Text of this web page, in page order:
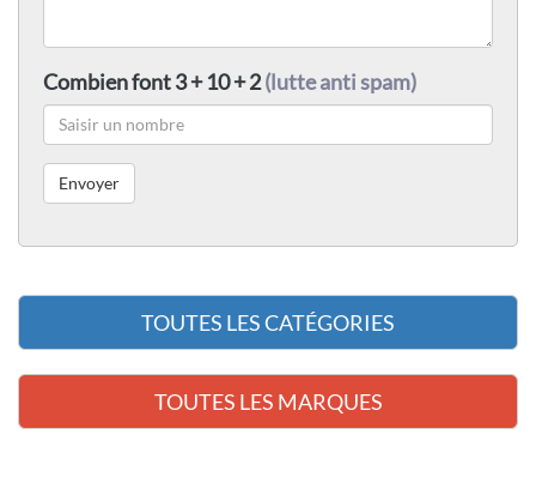
Combien font 3 + 10 + 2(lutte anti spam)
TOUTES LES CATÉGORIES
TOUTES LES MARQUES